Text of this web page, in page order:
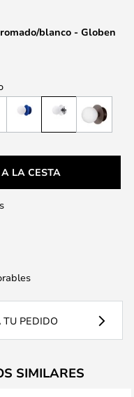
blanco - Globen
LA CESTA
PEDIDO
SIMILARES